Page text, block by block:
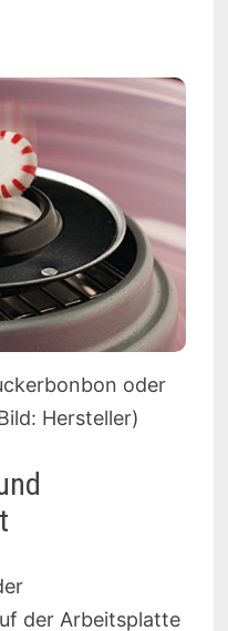
oder
Hersteller)
der Arbeitsplatte